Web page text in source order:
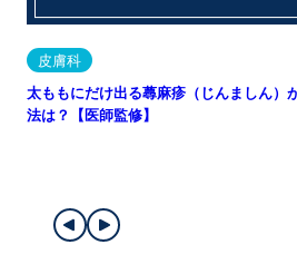
皮膚科
太ももにだけ出る蕁麻疹（じんましん）
法は？【医師監修】